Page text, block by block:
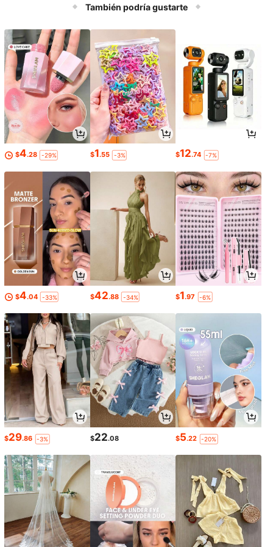
También podría gustarte
$4.28 -29% $1.55 -3% $12.74 -7%
$4.04 -33% $42.88 -34% $1.97 -6%
$29.86 -3% $22.08 $5.22 -20%